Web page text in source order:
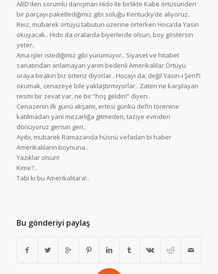
ABD’den sorumlu danışman Hido ile birlikte Kabe örtüsünden
bir parçayı paketlediğimiz gibi soluğu Kentucky’de alıyoruz..
Reiz, mubarek örtüyü tabutun üzerine örterken Hoca’da Yasin
okuyacak.. Hido da oralarda biyerlerde olsun, boy göstersin
yeter..
Ama işler istediğimiz gibi yürümüyor.. Siyaset ve hitabet
sanatından anlamayan yarım bedenli Amerikalılar Örtüyü
oraya bırakın biz örteriz diyorlar.. Hocayı da; değil Yasin-i Şerif’i
okumak, cenazeye bile yaklaştırmıyorlar.. Zaten ne karşılayan
resmi bir zevat var, ne bir “hoş geldin!” diyen..
Cenazenin ilk günü akşamı, ertesi günkü defin törenine
katılmadan yani mezarlığa gitmeden, taziye evinden
dönüyoruz gerisin geri..
Ayıbı, mubarek Ramazanda hüsnü vefadan bi haber
Amerikalıların boynuna..
Yazıklar olsun!
Kime?..
Tabi ki bu Amerikalılara!..
Bu gönderiyi paylaş